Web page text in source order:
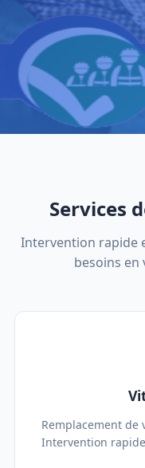
Services
Intervention rapide
besoins en
Remplacement de
Intervention